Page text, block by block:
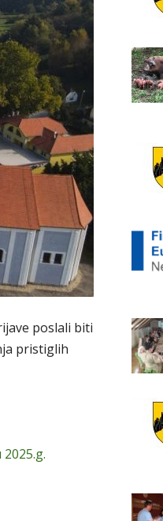
poslali biti
pristiglih